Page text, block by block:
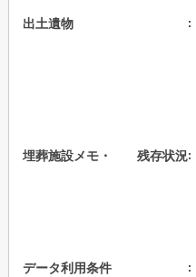
出土遺物
埋葬施設メモ・ 残存状況
データ利用条件